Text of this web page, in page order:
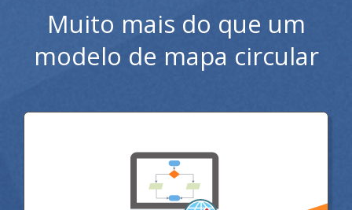
Muito mais do que um
modelo de mapa circular